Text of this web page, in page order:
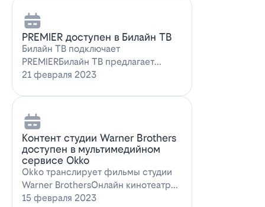
PREMIER доступен в Билайн ТВ
Билайн ТВ подключает
PREMIERБилайн ТВ предлагает
подписку на PREMIER. Всем
21 февраля 2023
Контент студии Warner Brothers
доступен в мультимедийном
сервисе Okko
Okko транслирует фильмы студии
Warner BrothersОнлайн кинотеатр
Okko пополнил коллекцию лучшими
15 февраля 2023